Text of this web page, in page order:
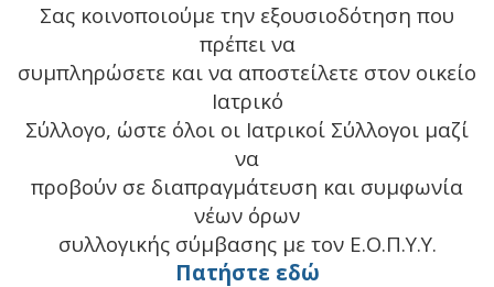
Σας κοινοποιούμε την εξουσιοδότηση που
πρέπει να
συμπληρώσετε και να αποστείλετε στον οικείο
Ιατρικό
Σύλλογο, ώστε όλοι οι Ιατρικοί Σύλλογοι μαζί
να
προβούν σε διαπραγμάτευση και συμφωνία
νέων όρων
συλλογικής σύμβασης με τον Ε.Ο.Π.Υ.Υ.
Πατήστε εδώ